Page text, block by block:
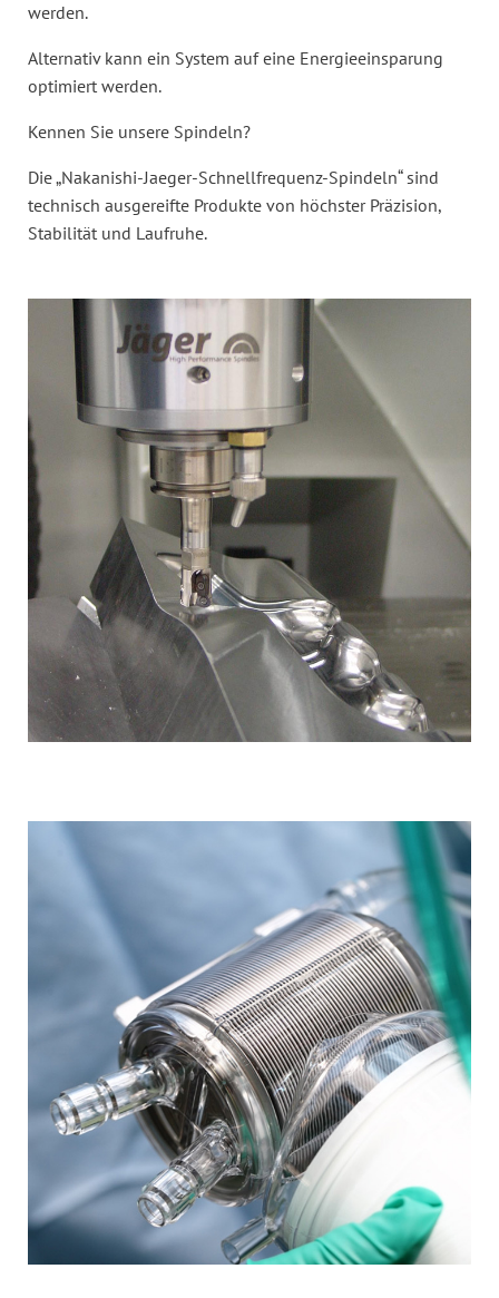
werden.
Alternativ kann ein System auf eine Energieeinsparung
optimiert werden.
Kennen Sie unsere Spindeln?
Die „Nakanishi-Jaeger-Schnellfrequenz-Spindeln“ sind
technisch ausgereifte Produkte von höchster Präzision,
Stabilität und Laufruhe.